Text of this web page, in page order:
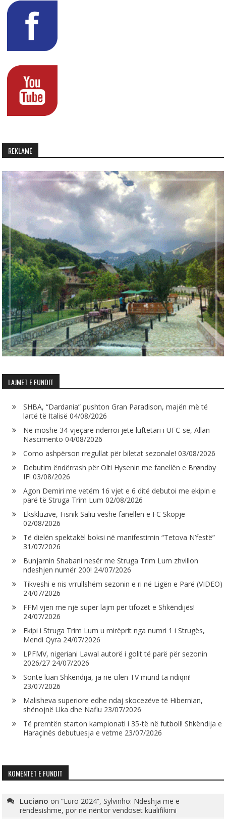
REKLAMË
LAJMET E FUNDIT
SHBA, “Dardania” pushton Gran Paradison, majën më të
lartë të Italisë 04/08/2026
Në moshë 34-vjeçare ndërroi jetë luftëtari i UFC-së, Allan
Nascimento 04/08/2026
Como ashpërson rregullat për biletat sezonale! 03/08/2026
Debutim ëndërrash për Olti Hysenin me fanellën e Brøndby
IF! 03/08/2026
Agon Demiri me vetëm 16 vjet e 6 ditë debutoi me ekipin e
parë të Struga Trim Lum 02/08/2026
Ekskluzive, Fisnik Saliu veshë fanellën e FC Skopje
02/08/2026
Të dielën spektakël boksi në manifestimin “Tetova N’festë”
31/07/2026
Bunjamin Shabani nesër me Struga Trim Lum zhvillon
ndeshjen numër 200! 24/07/2026
Tikveshi e nis vrrullshëm sezonin e ri në Ligën e Parë (VIDEO)
24/07/2026
FFM vjen me një super lajm për tifozët e Shkëndijës!
24/07/2026
Ekipi i Struga Trim Lum u mirëprit nga numri 1 i Strugës,
Mendi Qyra 24/07/2026
LPFMV, nigeriani Lawal autorë i golit të parë për sezonin
2026/27 24/07/2026
Sonte luan Shkëndija, ja në cilën TV mund ta ndiqni!
23/07/2026
Malisheva superiore edhe ndaj skocezëve të Hibernian,
shënojnë Uka dhe Nafiu 23/07/2026
Të premtën starton kampionati i 35-të në futboll! Shkëndija e
Haraçinës debutuesja e vetme 23/07/2026
KOMENTET E FUNDIT
Luciano on“Euro 2024”, Sylvinho: Ndeshja më e
rëndësishme, por në nëntor vendoset kualifikimi